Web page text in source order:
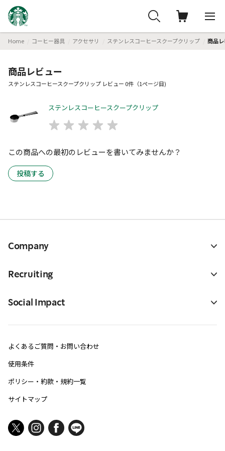
Home コーヒー器具 アクセサリ ステンレスコーヒースクープクリップ 商品
商品レビュー
ステンレスコーヒースクープクリップ レビュー 0件（1ページ目)
ステンレスコーヒースクープクリップ
この商品への最初のレビューを書いてみませんか？
投稿する
Company
Recruiting
Social Impact
よくあるご質問・お問い合わせ
使用条件
ポリシー・約款・規約一覧
サイトマップ